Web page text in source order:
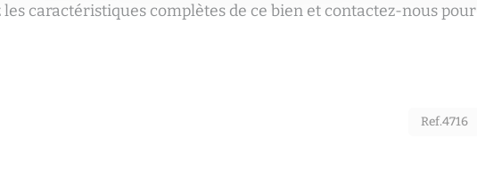
caractéristiques complètes de ce bien et contactez-nous pour
Ref.4716